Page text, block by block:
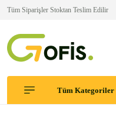
Tüm Siparişler Stoktan Teslim Edilir
Tüm Kategoriler